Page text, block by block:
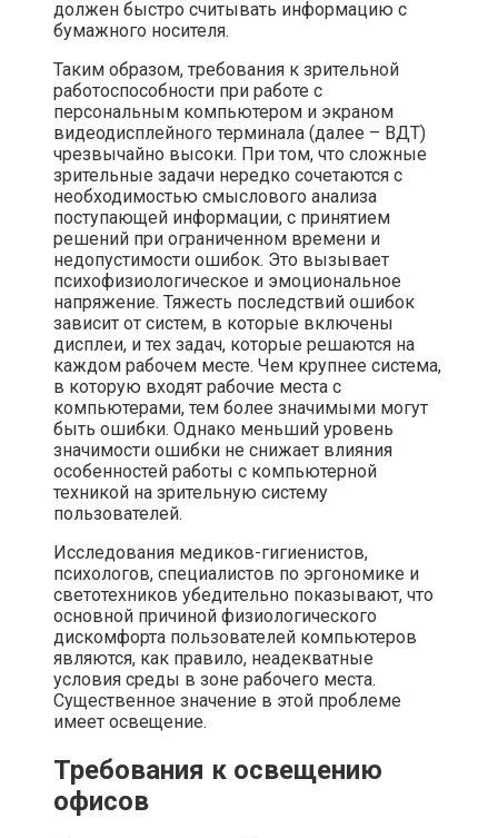
должен быстро считывать информацию с
бумажного носителя.
Таким образом, требования к зрительной
работоспособности при работе с
персональным компьютером и экраном
видеодисплейного терминала (далее – ВДТ)
чрезвычайно высоки. При том, что сложные
зрительные задачи нередко сочетаются с
необходимостью смыслового анализа
поступающей информации, с принятием
решений при ограниченном времени и
недопустимости ошибок. Это вызывает
психофизиологическое и эмоциональное
напряжение. Тяжесть последствий ошибок
зависит от систем, в которые включены
дисплеи, и тех задач, которые решаются на
каждом рабочем месте. Чем крупнее система,
в которую входят рабочие места с
компьютерами, тем более значимыми могут
быть ошибки. Однако меньший уровень
значимости ошибки не снижает влияния
особенностей работы с компьютерной
техникой на зрительную систему
пользователей.
Исследования медиков-гигиенистов,
психологов, специалистов по эргономике и
светотехников убедительно показывают, что
основной причиной физиологического
дискомфорта пользователей компьютеров
являются, как правило, неадекватные
условия среды в зоне рабочего места.
Существенное значение в этой проблеме
имеет освещение.
Требования к освещению
офисов